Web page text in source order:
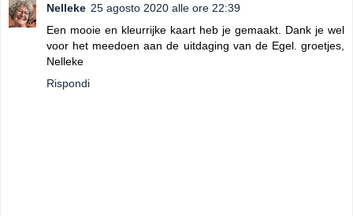
Nelleke 25 agosto 2020 alle ore 22:39
Een mooie en kleurrijke kaart heb je gemaakt. Dank je wel
voor het meedoen aan de uitdaging van de Egel. groetjes,
Nelleke
Rispondi